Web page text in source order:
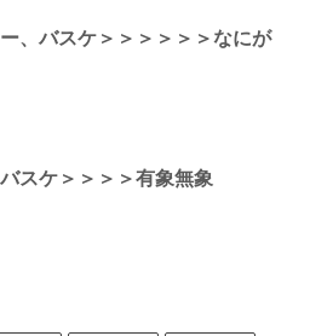
、バスケ＞＞＞＞＞＞なにが
スケ＞＞＞＞有象無象